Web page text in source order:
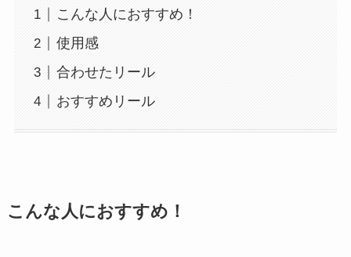
こんな人におすすめ！
使用感
合わせたリール
おすすめリール
こんな人におすすめ！